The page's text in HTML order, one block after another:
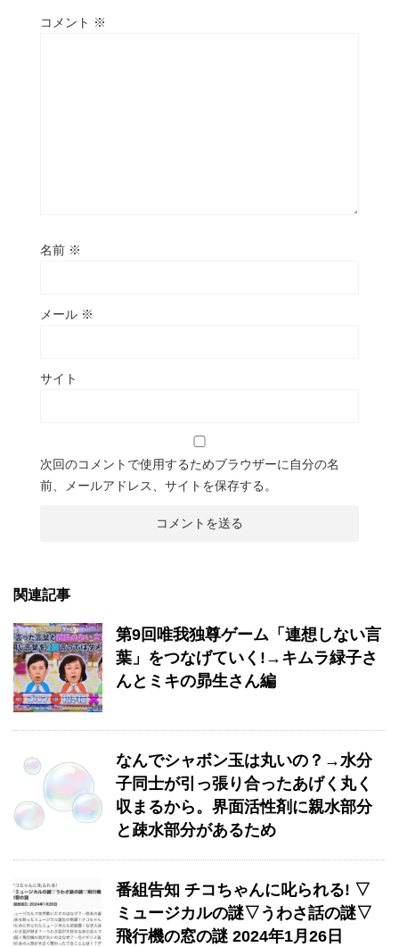
コメント ※
名前 ※
メール ※
サイト
次回のコメントで使用するためブラウザーに自分の名
前、メールアドレス、サイトを保存する。
関連記事
第9回唯我独尊ゲーム「連想しない言
葉」をつなげていく!→キムラ緑子さ
んとミキの昴生さん編
なんでシャボン玉は丸いの？→水分
子同士が引っ張り合ったあげく丸く
収まるから。界面活性剤に親水部分
と疎水部分があるため
番組告知 チコちゃんに叱られる! ▽
ミュージカルの謎▽うわさ話の謎▽
飛行機の窓の謎 2024年1月26日